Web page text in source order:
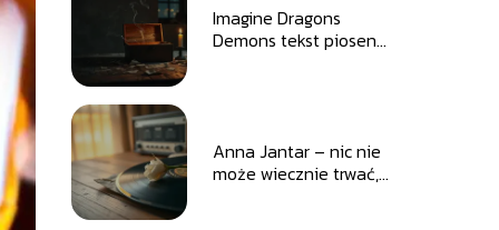
Imagine Dragons
Demons tekst piosenki
Anna Jantar – nic nie
może wiecznie trwać,